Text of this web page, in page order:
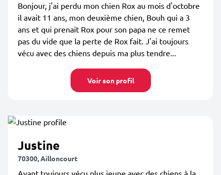
Bonjour, j'ai perdu mon chien Rox au mois d'octobre
il avait 11 ans, mon deuxième chien, Bouh qui a 3
ans et qui prenait Rox pour son papa ne ce remet
pas du vide que la perte de Rox fait. J'ai toujours
vécu avec des chiens depuis ma plus tendre...
Voir son profil
Justine
70300, Ailloncourt
Ayant toujours vécu plus jeune avec des chiens à la